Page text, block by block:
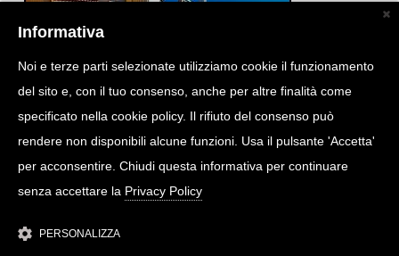
Informativa
Noi e terze parti selezionate utilizziamo cookie il funzionamento
del sito e, con il tuo consenso, anche per altre finalità come
specificato nella cookie policy. Il rifiuto del consenso può
rendere non disponibili alcune funzioni. Usa il pulsante 'Accetta'
per acconsentire. Chiudi questa informativa per continuare
senza accettare la Privacy Policy
PERSONALIZZA